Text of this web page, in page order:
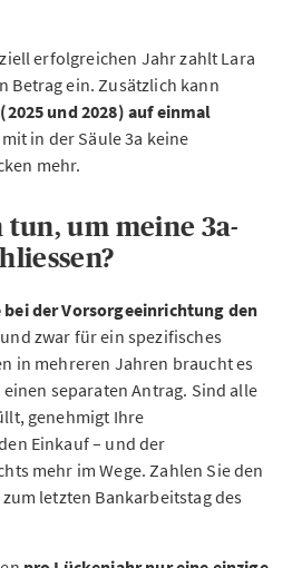
erfolgreichen Jahr zahlt Lara
Betrag ein. Zusätzlich kann
und 2028) auf einmal
in der Säule 3a keine
mehr.
tun, um meine 3a-
bei der Vorsorgeeinrichtung den
und zwar für ein spezifisches
in mehreren Jahren braucht es
separaten Antrag. Sind alle
genehmigt Ihre
Einkauf – und der
mehr im Wege. Zahlen Sie den
letzten Bankarbeitstag des